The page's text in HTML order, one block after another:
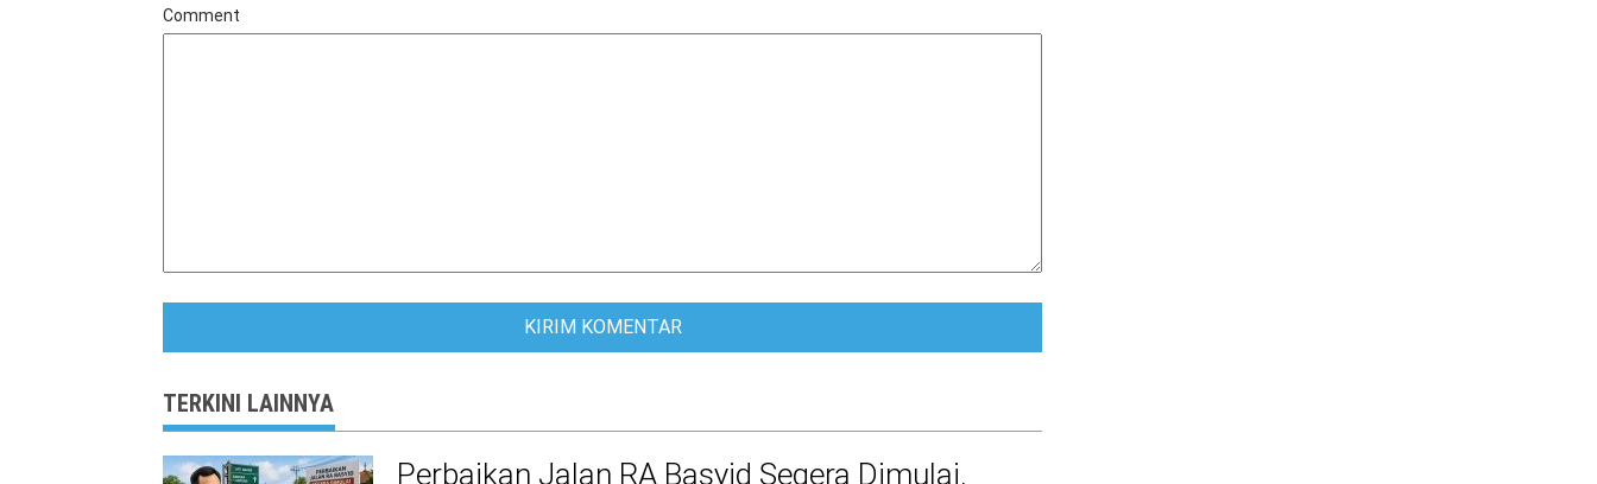
Comment
TERKINI LAINNYA
Perbaikan Jalan RA Basyid Segera Dimulai,